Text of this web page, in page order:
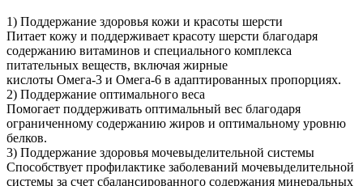
1) Поддержание здоровья кожи и красоты шерсти
Питает кожу и поддерживает красоту шерсти благодаря
содержанию витаминов и специального комплекса
питательных веществ, включая жирные
кислоты Омега-3 и Омега-6 в адаптированных пропорциях.
2) Поддержание оптимального веса
Помогает поддерживать оптимальный вес благодаря
ограниченному содержанию жиров и оптимальному уровню
белков.
3) Поддержание здоровья мочевыделительной системы
Способствует профилактике заболеваний мочевыделительной
системы за счет сбалансированного содержания минеральных